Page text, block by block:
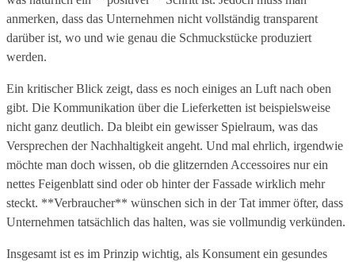
anmerken, dass das Unternehmen nicht vollständig transparent
darüber ist, wo und wie genau die Schmuckstücke produziert
werden.
Ein kritischer Blick zeigt, dass es noch einiges an Luft nach oben
gibt. Die Kommunikation über die Lieferketten ist beispielsweise
nicht ganz deutlich. Da bleibt ein gewisser Spielraum, was das
Versprechen der Nachhaltigkeit angeht. Und mal ehrlich, irgendwie
möchte man doch wissen, ob die glitzernden Accessoires nur ein
nettes Feigenblatt sind oder ob hinter der Fassade wirklich mehr
steckt. **Verbraucher** wünschen sich in der Tat immer öfter, dass
Unternehmen tatsächlich das halten, was sie vollmundig verkünden.
Insgesamt ist es im Prinzip wichtig, als Konsument ein gesundes